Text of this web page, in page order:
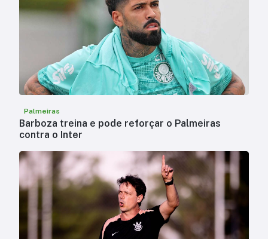
Palmeiras
Barboza treina e pode reforçar o Palmeiras
contra o Inter